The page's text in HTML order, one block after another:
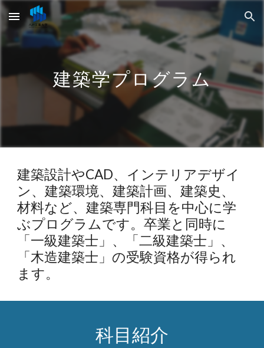
Skip to main content Skip to navigation
建築学プログラム
建築設計やCAD、インテリアデザイ
ン、建築環境、建築計画、建築史、
材料など、建築専門科目を中心に学
ぶプログラムです。卒業と同時に
「一級建築士」、「二級建築士」、
「木造建築士」の受験資格が得られ
ます。
科目紹介